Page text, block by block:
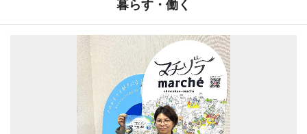
暮らす・働く